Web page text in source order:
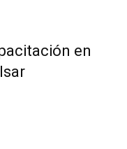
en